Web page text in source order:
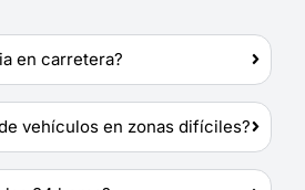
en carretera?
vehículos en zonas difíciles?